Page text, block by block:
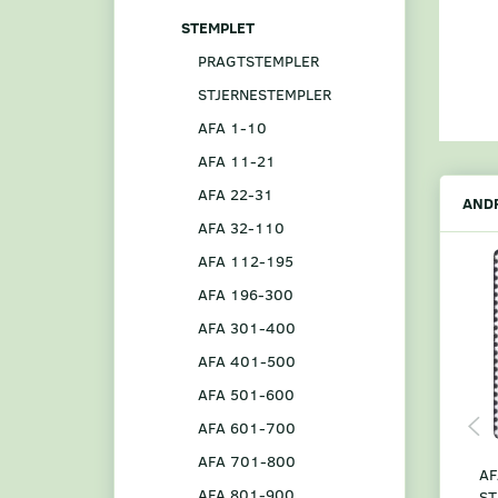
STEMPLET
PRAGTSTEMPLER
STJERNESTEMPLER
AFA 1-10
AFA 11-21
AFA 22-31
AFA 32-110
AFA 112-195
AFA 196-300
AFA 301-400
AFA 401-500
AFA 501-600
AFA 601-700
AFA 701-800